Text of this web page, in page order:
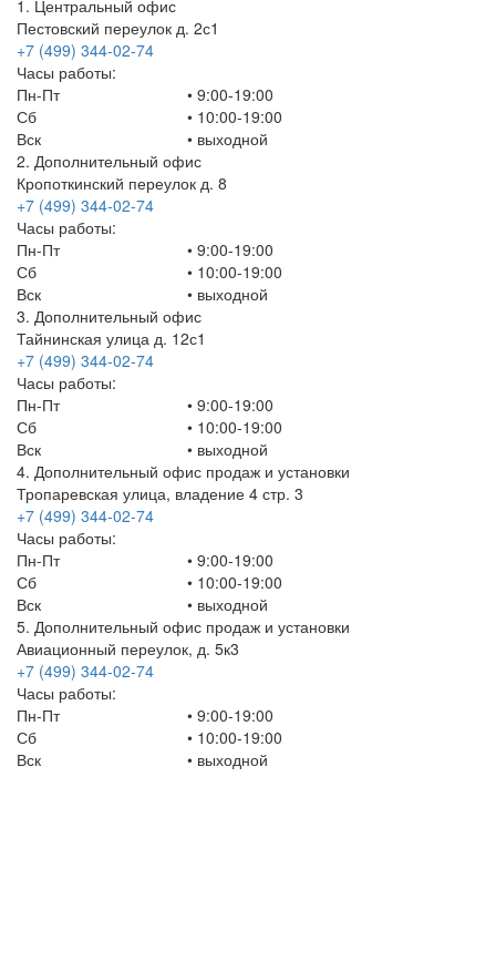
1. Центральный офис
Пестовский переулок д. 2с1
+7 (499) 344-02-74
Часы работы:
Пн-Пт
Сб
Вск
• 9:00-19:00
• 10:00-19:00
• выходной
2. Дополнительный офис
Кропоткинский переулок д. 8
+7 (499) 344-02-74
Часы работы:
Пн-Пт
Сб
Вск
• 9:00-19:00
• 10:00-19:00
• выходной
3. Дополнительный офис
Тайнинская улица д. 12с1
+7 (499) 344-02-74
Часы работы:
Пн-Пт
Сб
Вск
• 9:00-19:00
• 10:00-19:00
• выходной
4. Дополнительный офис продаж и установки
Тропаревская улица, владение 4 стр. 3
+7 (499) 344-02-74
Часы работы:
Пн-Пт
Сб
Вск
• 9:00-19:00
• 10:00-19:00
• выходной
5. Дополнительный офис продаж и установки
Авиационный переулок, д. 5к3
+7 (499) 344-02-74
Часы работы:
Пн-Пт
Сб
Вск
• 9:00-19:00
• 10:00-19:00
• выходной